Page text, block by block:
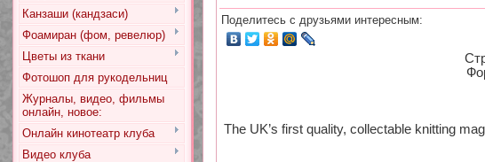
Канзаши (кандзаси)
Фоамиран (фом, ревелюр)
Цветы из ткани
Фотошоп для рукодельниц
Журналы, видео, фильмы
онлайн, новое:
Онлайн кинотеатр клуба
Видео клуба
Поделитесь с друзьями интересным:
The UK’s first quality, collectable knitting